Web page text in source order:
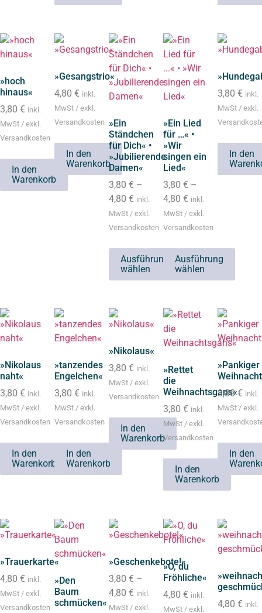
»hoch
hinaus«
3,80 € inkl.
MwSt / exkl.
Versandkosten
In den
Warenkorb
»Gesangstrio«
4,80 € inkl.
MwSt / exkl.
Versandkosten
In den
Warenkorb
»Ein
Ständchen
für Dich« •
»Jubilierende
Damen«
3,80 € –
4,80 € inkl.
MwSt / exkl.
Versandkosten
Ausführung
wählen
»Ein Lied
für …« •
»Wir
singen ein
Lied«
3,80 € –
4,80 € inkl.
MwSt / exkl.
Versandkosten
Ausführung
wählen
3,80 € inkl.
MwSt / exkl.
In den
»Nikolaus
naht«
3,80 € inkl.
MwSt / exkl.
Versandkosten
In den
Warenkorb
»tanzendes
Engelchen«
3,80 € inkl.
MwSt / exkl.
Versandkosten
In den
Warenkorb
»Nikolaus«
3,80 € inkl.
MwSt / exkl.
Versandkosten
In den
Warenkorb
»Rettet
die
Weihnachtsgans«
3,80 € inkl.
MwSt / exkl.
Versandkosten
In den
Warenkorb
»Pankiger
3,80€ inkl.
MwSt / exkl.
In den
»Trauerkarte«
4,80 € inkl.
MwSt / exkl.
Versandkosten
»Den
Baum
schmücken«
»Geschenkebote!«
3,80 € –
4,80 € inkl.
MwSt / exkl.
»O, du
Fröhliche«
4,80 € inkl.
MwSt / exkl.
4,80 € inkl.